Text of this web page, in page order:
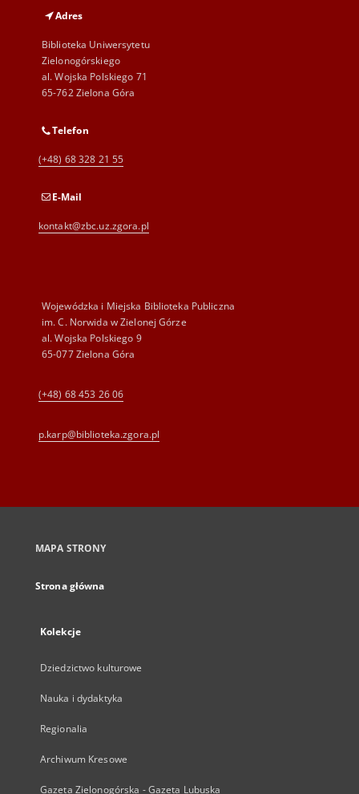
Adres
Biblioteka Uniwersytetu
Zielonogórskiego
al. Wojska Polskiego 71
65-762 Zielona Góra
Telefon
(+48) 68 328 21 55
E-Mail
kontakt@zbc.uz.zgora.pl
Wojewódzka i Miejska Biblioteka Publiczna
im. C. Norwida w Zielonej Górze
al. Wojska Polskiego 9
65-077 Zielona Góra
(+48) 68 453 26 06
p.karp@biblioteka.zgora.pl
MAPA STRONY
Strona główna
Kolekcje
Dziedzictwo kulturowe
Nauka i dydaktyka
Regionalia
Archiwum Kresowe
Gazeta Zielonogórska - Gazeta Lubuska